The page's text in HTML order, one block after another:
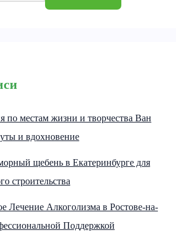
по местам жизни и творчества Ван
и вдохновение
щебень в Екатеринбурге для
строительства
Лечение Алкоголизма в Ростове-на-
Поддержкой